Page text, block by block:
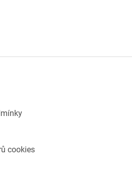
cookies